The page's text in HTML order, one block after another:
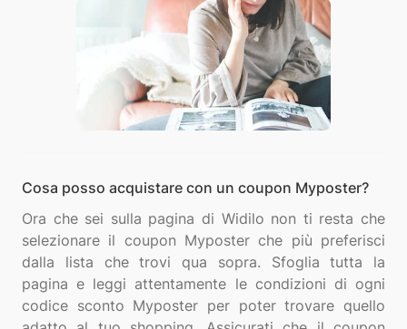
Cosa posso acquistare con un coupon Myposter?
Ora che sei sulla pagina di Widilo non ti resta che
selezionare il coupon Myposter che più preferisci
dalla lista che trovi qua sopra. Sfoglia tutta la
pagina e leggi attentamente le condizioni di ogni
codice sconto Myposter per poter trovare quello